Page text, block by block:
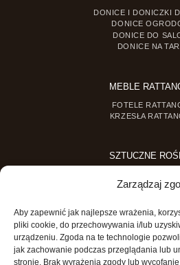
Zarządzaj
Aby zapewnić jak najlepsze wrażenia,
pliki cookie, do przechowywania i/lub
urządzeniu. Zgoda na te technologie
jak zachowanie podczas przeglądania lub
stronie. Brak wyrażenia zgody lub
DONICE I DONICZKI
DONICE
DONICE DO
DONICE NA
MEBLE
FOTELE
KRZESŁA
SZTUCZNE
SZTUCZNE ROŚLINY
MINI
MINI OGRÓD DLA